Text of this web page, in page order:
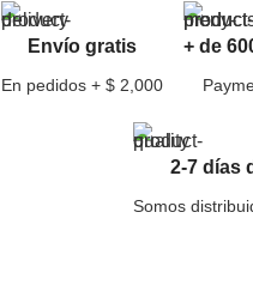
Envío gratis
En pedidos + $ 2,000
+ de
2-7 días
Somos